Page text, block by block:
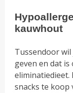
kauwhout
Tussendoor
geven en dat
eliminatiedieet.
snacks te koop